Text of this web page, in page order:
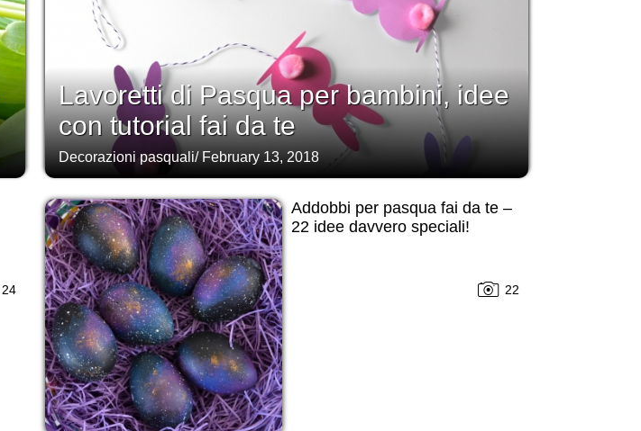
Lavoretti di Pasqua per bambini, idee
con tutorial fai da te
Decorazioni pasquali/ February 13, 2018
24
Addobbi per pasqua fai da te –
22 idee davvero speciali!
22